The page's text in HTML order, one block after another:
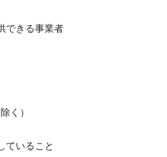
できる事業者
品
く）
いること